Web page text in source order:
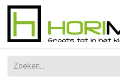
Overslaan naar inhoud